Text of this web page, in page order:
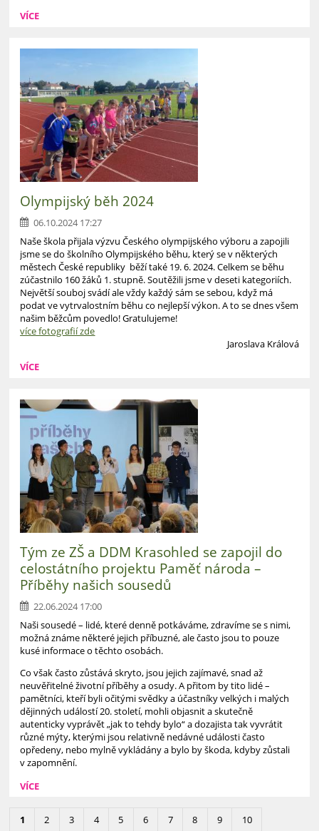
VÍCE
Olympijský běh 2024
06.10.2024 17:27
Naše škola přijala výzvu Českého olympijského výboru a zapojili
jsme se do školního Olympijského běhu, který se v některých
městech České republiky běží také 19. 6. 2024. Celkem se běhu
zúčastnilo 160 žáků 1. stupně. Soutěžili jsme v deseti kategoriích.
Největší souboj svádí ale vždy každý sám se sebou, když má
podat ve vytrvalostním běhu co nejlepší výkon. A to se dnes všem
našim běžcům povedlo! Gratulujeme!
více fotografií zde
Jaroslava Králová
VÍCE
Tým ze ZŠ a DDM Krasohled se zapojil do
celostátního projektu Paměť národa –
Příběhy našich sousedů
22.06.2024 17:00
Naši sousedé – lidé, které denně potkáváme, zdravíme se s nimi,
možná známe některé jejich příbuzné, ale často jsou to pouze
kusé informace o těchto osobách.
Co však často zůstává skryto, jsou jejich zajímavé, snad až
neuvěřitelné životní příběhy a osudy. A přitom by tito lidé –
pamětníci, kteří byli očitými svědky a účastníky velkých i malých
dějinných událostí 20. století, mohli objasnit a skutečně
autenticky vyprávět „jak to tehdy bylo“ a dozajista tak vyvrátit
různé mýty, kterými jsou relativně nedávné události často
opředeny, nebo mylně vykládány a bylo by škoda, kdyby zůstali
v zapomnění.
VÍCE
1 2 3 4 5 6 7 8 9
10